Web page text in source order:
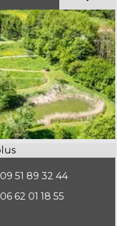
09 51 89 32 44
06 62 01 18 55